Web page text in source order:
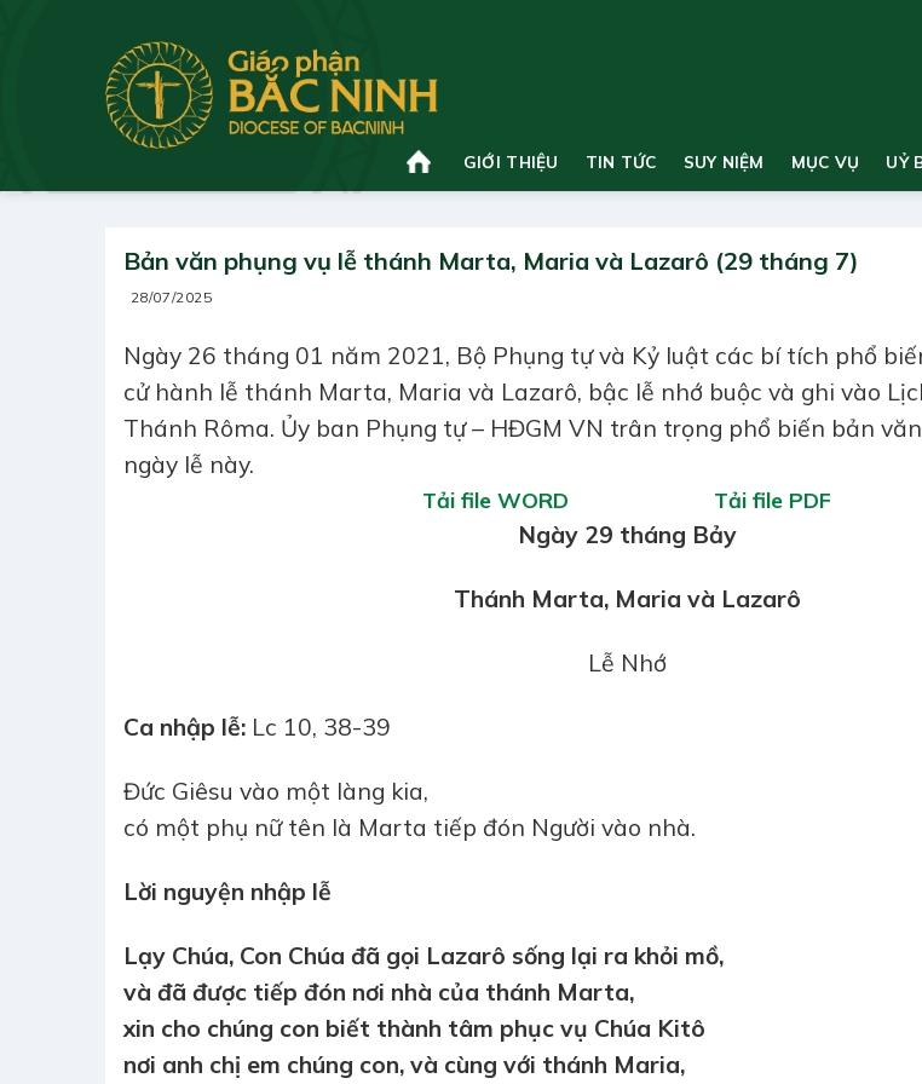
GIỚI THIỆU TIN TỨC SUY NIỆM MỤC VỤ UỶ
Bản văn phụng vụ lễ thánh Marta, Maria và Lazarô (29 tháng 7)
28/07/2025
Ngày 26 tháng 01 năm 2021, Bộ Phụng tự và Kỷ luật các bí tích phổ
cử hành lễ thánh Marta, Maria và Lazarô, bậc lễ nhớ buộc và ghi vào
Thánh Rôma. Ủy ban Phụng tự – HĐGM VN trân trọng phổ biến bản
ngày lễ này.
Tải file WORD Tải file PDF
Ngày 29 tháng Bảy
Thánh Marta, Maria và Lazarô
Lễ Nhớ
Ca nhập lễ: Lc 10, 38-39
Đức Giêsu vào một làng kia,
có một phụ nữ tên là Marta tiếp đón Người vào nhà.
Lời nguyện nhập lễ
Lạy Chúa, Con Chúa đã gọi Lazarô sống lại ra khỏi mồ,
và đã được tiếp đón nơi nhà của thánh Marta,
xin cho chúng con biết thành tâm phục vụ Chúa Kitô
nơi anh chị em chúng con, và cùng với thánh Maria,